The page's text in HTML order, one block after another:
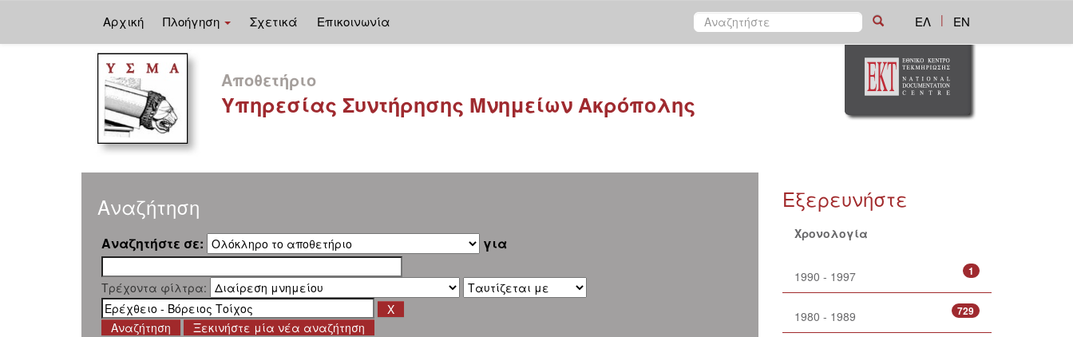
Αρχική Πλοήγηση Σχετικά Επικοινωνία ΕΛ | EN
Αποθετήριο
Υπηρεσίας Συντήρησης Μνημείων Ακρόπολης
Αναζήτηση
Αναζητήστε σε: για
Τρέχοντα φίλτρα:
Ξεκινήστε μία νέα αναζήτηση
Εξερευνήστε
Χρονολογία
1
1990 - 1997
729
1980 - 1989